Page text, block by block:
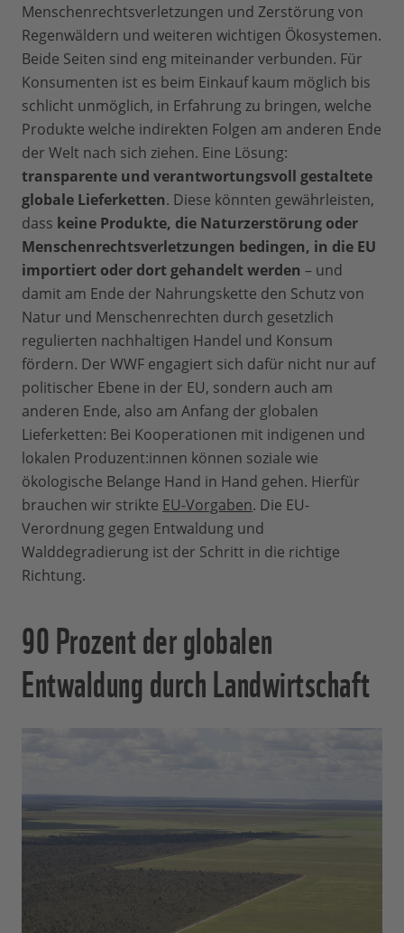
Menschenrechtsverletzungen und Zerstörung von
Regenwäldern und weiteren wichtigen Ökosystemen.
Beide Seiten sind eng miteinander verbunden. Für
Konsumenten ist es beim Einkauf kaum möglich bis
schlicht unmöglich, in Erfahrung zu bringen, welche
Produkte welche indirekten Folgen am anderen Ende
der Welt nach sich ziehen. Eine Lösung:
transparente und verantwortungsvoll gestaltete
globale Lieferketten. Diese könnten gewährleisten,
dass keine Produkte, die Naturzerstörung oder
Menschenrechtsverletzungen bedingen, in die EU
importiert oder dort gehandelt werden – und
damit am Ende der Nahrungskette den Schutz von
Natur und Menschenrechten durch gesetzlich
regulierten nachhaltigen Handel und Konsum
fördern. Der WWF engagiert sich dafür nicht nur auf
politischer Ebene in der EU, sondern auch am
anderen Ende, also am Anfang der globalen
Lieferketten: Bei Kooperationen mit indigenen und
lokalen Produzent:innen können soziale wie
ökologische Belange Hand in Hand gehen. Hierfür
brauchen wir strikte EU-Vorgaben. Die EU-
Verordnung gegen Entwaldung und
Walddegradierung ist der Schritt in die richtige
Richtung.
90 Prozent der globalen
Entwaldung durch Landwirtschaft